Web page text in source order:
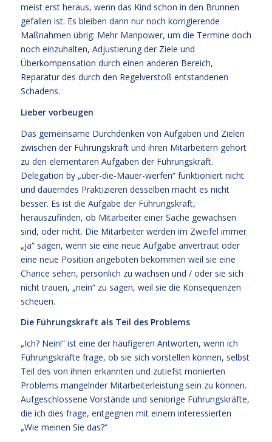
meist erst heraus, wenn das Kind schon in den Brunnen
gefallen ist. Es bleiben dann nur noch korrigierende
Maßnahmen übrig: Mehr Manpower, um die Termine doch
noch einzuhalten, Adjustierung der Ziele und
Überkompensation durch einen anderen Bereich,
Reparatur des durch den Regelverstoß entstandenen
Schadens.
Lieber vorbeugen
Das gemeinsame Durchdenken von Aufgaben und Zielen
zwischen der Führungskraft und ihren Mitarbeitern gehört
zu den elementaren Aufgaben der Führungskraft.
Delegation by „über-die-Mauer-werfen“ funktioniert nicht
und dauerndes Praktizieren desselben macht es nicht
besser. Es ist die Aufgabe der Führungskraft,
herauszufinden, ob Mitarbeiter einer Sache gewachsen
sind, oder nicht. Die Mitarbeiter werden im Zweifel immer
„ja“ sagen, wenn sie eine neue Aufgabe anvertraut oder
eine neue Position angeboten bekommen weil sie eine
Chance sehen, persönlich zu wachsen und / oder sie sich
nicht trauen, „nein“ zu sagen, weil sie die Konsequenzen
scheuen.
Die Führungskraft als Teil des Problems
„Ich? Nein!“ ist eine der häufigeren Antworten, wenn ich
Führungskräfte frage, ob sie sich vorstellen können, selbst
Teil des von ihnen erkannten und zutiefst monierten
Problems mangelnder Mitarbeiterleistung sein zu können.
Aufgeschlossene Vorstände und seniorige Führungskräfte,
die ich dies frage, entgegnen mit einem interessierten
„Wie meinen Sie das?“